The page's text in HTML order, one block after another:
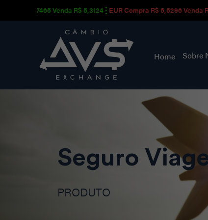
4,7465 Venda R$ 5,3124 EUR Compra R$ 5,5296 Venda R$
Home Sobre
Seguro
PRODUTO